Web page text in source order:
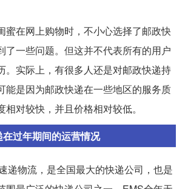
蜜在网上购物时，不小心选择了邮政快
了一些问题。但这并不代表所有的用户
。实际上，有很多人还是对邮政快递持
能是因为邮政快递在一些地区的服务质
对较快，并且价格相对较低。
过年期间的运营情况
递物流，是全国最大的快递公司，也是